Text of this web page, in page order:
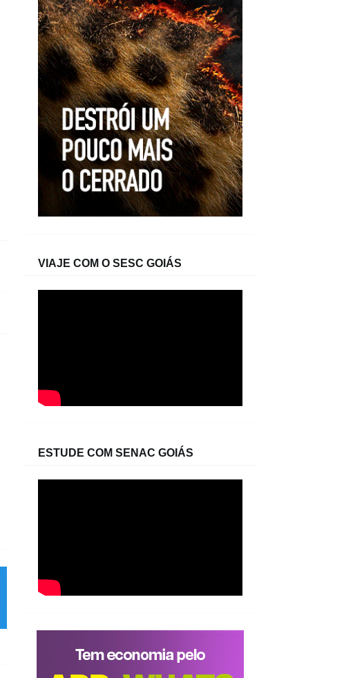
VIAJE COM O SESC GOIÁS
ESTUDE COM SENAC GOIÁS